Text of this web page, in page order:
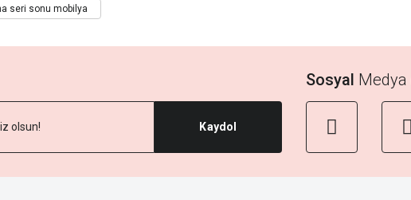
seri sonu mobilya
Kaydol
Sosyal Medya